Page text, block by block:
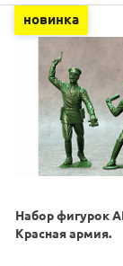
новинка
Набор фигурок
Красная армия.